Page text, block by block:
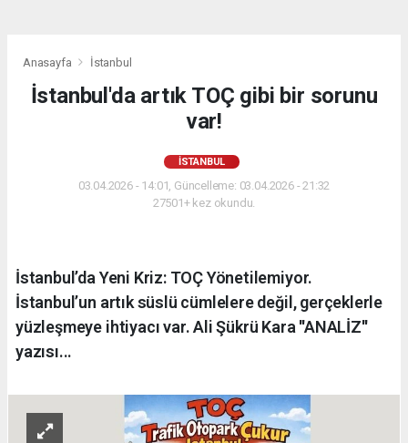
Anasayfa İstanbul
İstanbul'da artık TOÇ gibi bir sorunu
var!
İSTANBUL
03.04.2026 - 14:01, Güncelleme: 03.04.2026 - 21:32
27501+ kez okundu.
İstanbul’da Yeni Kriz: TOÇ Yönetilemiyor.
İstanbul’un artık süslü cümlelere değil, gerçeklerle
yüzleşmeye ihtiyacı var. Ali Şükrü Kara ''ANALİZ''
yazısı...